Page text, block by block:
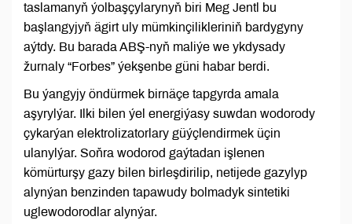
taslamanyň ýolbaşçylarynyň biri Meg Jentl bu
başlangyjyň ägirt uly mümkinçilikleriniň bardygyny
aýtdy. Bu barada ABŞ-nyň maliýe we ykdysady
žurnaly “Forbes” ýekşenbe güni habar berdi.
Bu ýangyjy öndürmek birnäçe tapgyrda amala
aşyrylýar. Ilki bilen ýel energiýasy suwdan wodorody
çykarýan elektrolizatorlary güýçlendirmek üçin
ulanylýar. Soňra wodorod gaýtadan işlenen
kömürturşy gazy bilen birleşdirilip, netijede gazylyp
alynýan benzinden tapawudy bolmadyk sintetiki
uglewodorodlar alynýar.